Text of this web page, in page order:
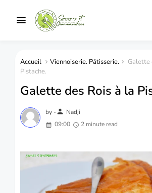
Accueil Viennoiserie. Pâtisserie.
Galette
Pistache.
Galette des Rois à la
by -person Nadji
09:00
2 minute read